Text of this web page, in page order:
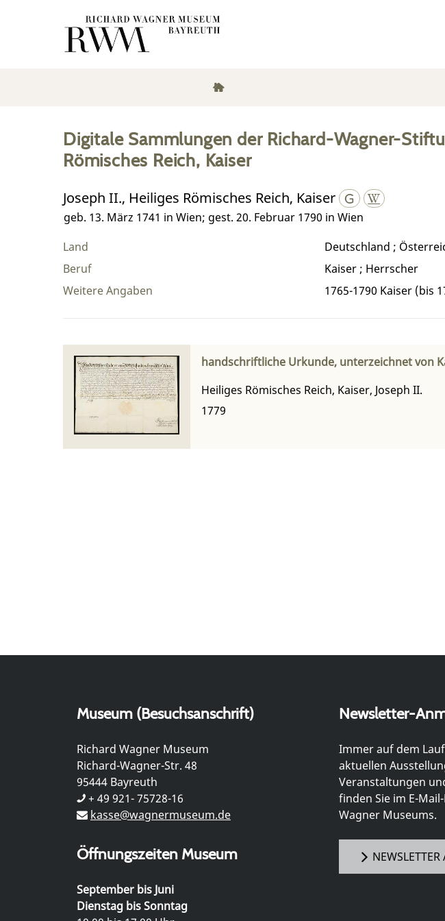
Digitale Sammlungen der Richard-Wagner-
Römisches Reich, Kaiser
Joseph II., Heiliges Römisches Reich, Kaiser
geb. 13. März 1741 in Wien; gest. 20. Februar 1790 in Wien
Land
Deutschland ;
Beruf
Kaiser ; Herrscher
Weitere Angaben
1765-1790 Kaiser (bis
handschriftliche Urkunde, unterzeichnet von
Heiliges Römisches Reich, Kaiser, Joseph II.
1779
Museum (Besuchsanschrift)
Richard Wagner Museum
Richard-Wagner-Str. 48
95444 Bayreuth
+ 49 921- 75728-16
kasse@wagnermuseum.de
Öffnungszeiten Museum
September bis Juni
Dienstag bis Sonntag
Newsletter-
Immer auf dem
aktuellen
Veranstaltungen
finden Sie im E-
Wagner Museums.